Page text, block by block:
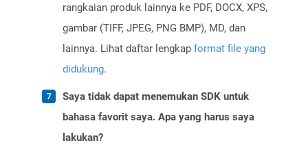
rangkaian produk lainnya ke PDF, DOCX, XPS,
gambar (TIFF, JPEG, PNG BMP), MD, dan
lainnya. Lihat daftar lengkap format file yang
didukung.
Saya tidak dapat menemukan SDK untuk
bahasa favorit saya. Apa yang harus saya
lakukan?